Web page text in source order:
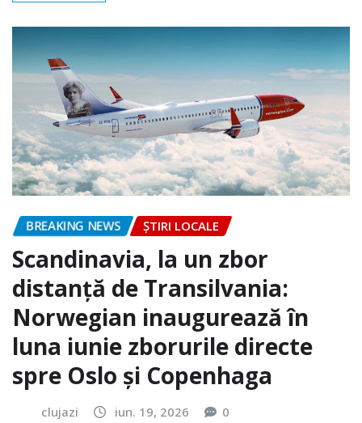
BREAKING NEWS ȘTIRI LOCALE
Scandinavia, la un zbor
distanță de Transilvania:
Norwegian inaugurează în
luna iunie zborurile directe
spre Oslo și Copenhaga
clujazi iun. 19, 2026 0